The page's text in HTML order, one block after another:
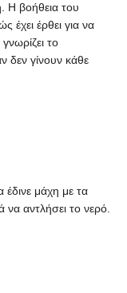
Η βοήθεια του
έχει έρθει για να
το
δεν γίνουν κάθε
έδινε μάχη με τα
να αντλήσει το νερό.